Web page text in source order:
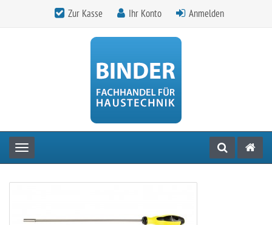
Zur Kasse Ihr Konto Anmelden
Toggle navigation